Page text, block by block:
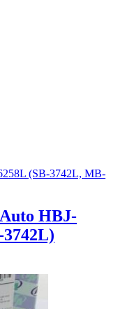
HBJ-